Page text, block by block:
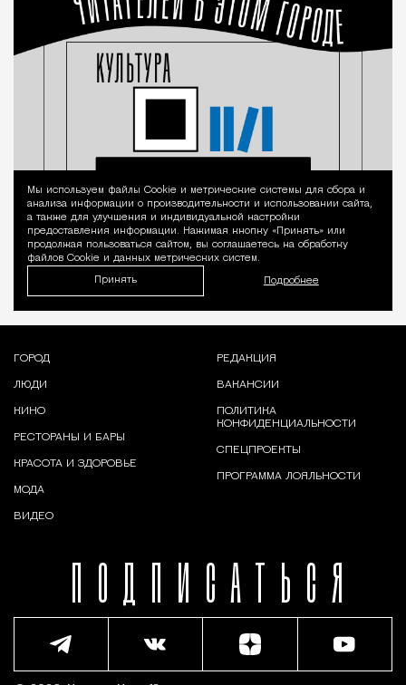
Уведомление
Мы используем файлы Сookie и метрические системы для сбора и
анализа информации о производительности и использовании сайта,
а также для улучшения и индивидуальной настройки
предоставления информации. Нажимая кнопку «Принять» или
продолжая пользоваться сайтом, вы соглашаетесь на обработку
файлов Cookie и данных метрических систем.
Принять Подробнее
ПОДПИСАТЬСЯ
ГОРОД
ЛЮДИ
КИНО
РЕСТОРАНЫ И БАРЫ
КРАСОТА И ЗДОРОВЬЕ
МОДА
ВИДЕО
РЕДАКЦИЯ
ВАКАНСИИ
ПОЛИТИКА
КОНФИДЕНЦИАЛЬНОСТИ
СПЕЦПРОЕКТЫ
ПРОГРАММА ЛОЯЛЬНОСТИ